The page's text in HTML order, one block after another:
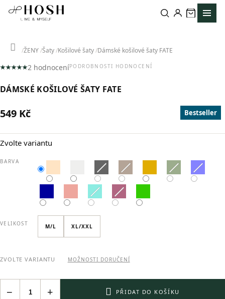
Přejít
Domů
ŽENY Šaty Košilové šaty Dámské košilové šaty FATE
Průměrné
produktu
5,0
z
hvězdiček.
2 hodnoceníPODROBNOSTI HODNOCENÍ
DÁMSKÉ KOŠILOVÉ ŠATY FATE
549 Kč Bestseller
Zvolte variantu
BARVA
VELIKOST M/L XL/XXL
ZVOLTE VARIANTU MOŽNOSTI DORUČENÍ
+
− PŘIDAT DO KOŠÍKU